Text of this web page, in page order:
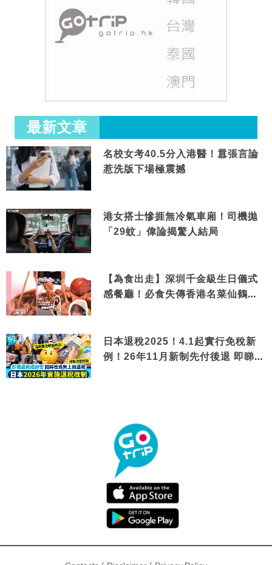
最新文章
名校女考40.5分入港醫！囂張言論
惹洗版下場極震撼
港女搭士慘捱無冷氣車廂！司機拋
「29蚊」偉論揭驚人結局
【為食出走】深圳千金級生日儀式
感餐廳！必食失傳香港名菜仙鶴神
日本退稅2025！4.1起實行免稅新
例！26年11月新制先付後退 即睇步